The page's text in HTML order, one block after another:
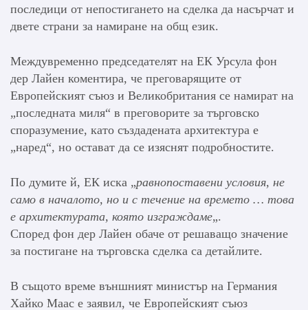
последици от непостигането на сделка да насърчат и
двете страни за намиране на общ език.
Междувременно председателят на ЕК Урсула фон
дер Лайен коментира, че преговарящите от
Европейският съюз и Великобритания се намират на
„последната миля“ в преговорите за търговско
споразумение, като създадената архитектура е
„наред“, но остават да се изяснят подробностите.
По думите й, ЕК иска „равнопоставени условия, не
само в началото, но и с течение на времето … това
е архитектурата, която изграждаме„.
Според фон дер Лайен обаче от решаващо значение
за постигане на търговска сделка са детайлите.
В същото време външният министър на Германия
Хайко Маас е заявил, че Европейският съюз